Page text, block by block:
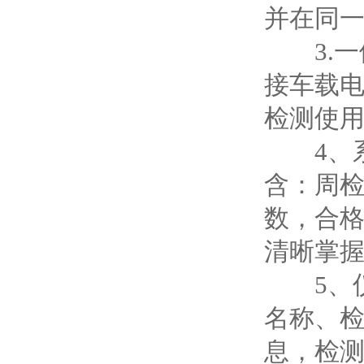
并在同
3.一体
接车载
检测使
4、系
含：周
数，合
清晰掌
5、仪
名称、
息，检